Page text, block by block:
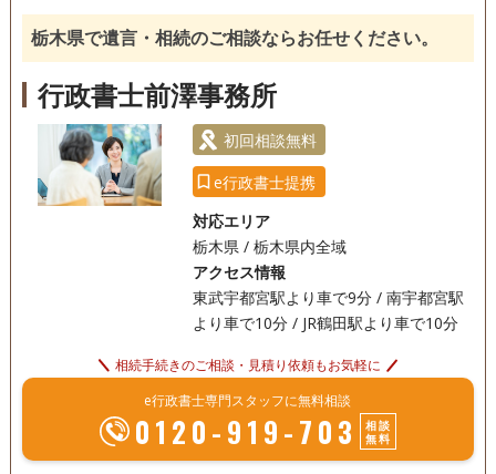
お気軽にご相談ください。
相続人調査
土日相談可 初回相談無料
栃木県で遺言・相続のご相談ならお任せください。
行政書士前澤事務所
初回相談無料
e行政書士提携
対応エリア
栃木県 / 栃木県内全域
アクセス情報
東武宇都宮駅より車で9分 / 南宇都宮駅
より車で10分 / JR鶴田駅より車で10分
相続手続きのご相談・見積り依頼もお気軽に
e行政書士専門スタッフに無料相談
0120-919-703
相談
無料